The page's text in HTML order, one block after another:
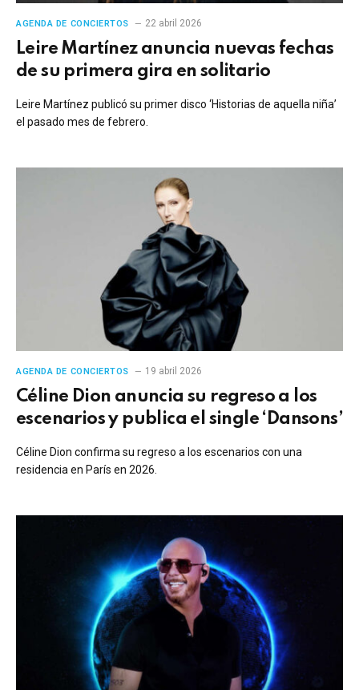
AGENDA DE CONCIERTOS 22 abril 2026
Leire Martínez anuncia nuevas fechas
de su primera gira en solitario
Leire Martínez publicó su primer disco ‘Historias de aquella niña’
el pasado mes de febrero.
AGENDA DE CONCIERTOS 19 abril 2026
Céline Dion anuncia su regreso a los
escenarios y publica el single ‘Dansons’
Céline Dion confirma su regreso a los escenarios con una
residencia en París en 2026.